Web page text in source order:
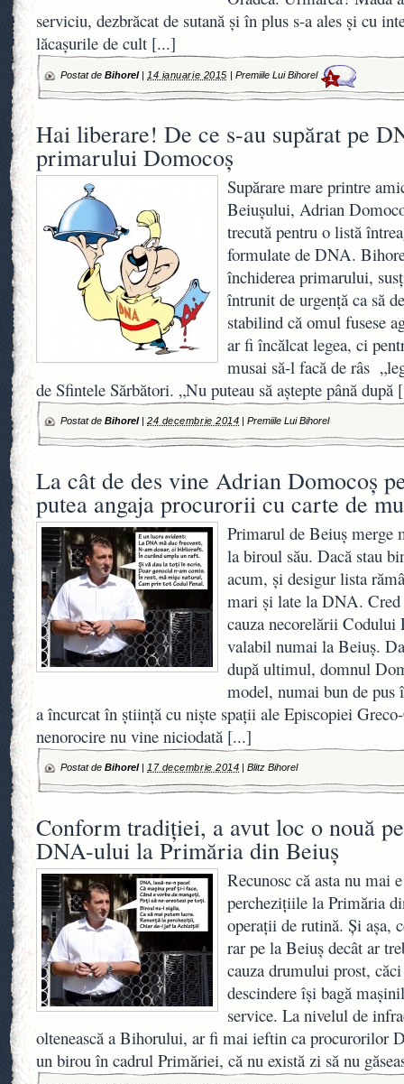
serviciu, dezbrăcat de sutană şi în plus s-a ales şi cu
lăcaşurile de cult [...]
Postat de Bihorel| 14 ianuarie 2015 | Premiile Lui Bihorel 1
Hai liberare! De ce s-au supărat pe
primarului Domocoş
Supărare mare printre
Beiuşului, Adrian
trecută pentru o listă
formulate de DNA.
închiderea primarului,
întrunit de urgenţă ca să
stabilind că omul fusese
ar fi încălcat legea, ci
musai să-l facă de râs
de Sfintele Sărbători. „Nu puteau să aştepte până după
Postat de Bihorel| 24 decembrie 2014 |Premiile Lui Bihorel
La cât de des vine Adrian Domocoş
putea angaja procurorii cu carte de
Primarul de Beiuş merge
la biroul său. Dacă stau
acum, şi desigur lista
mari şi late la DNA. Cred
cauza necorelării Codului
valabil numai la Beiuş.
după ultimul, domnul
model, numai bun de
a încurcat în ştiinţă cu nişte spaţii ale Episcopiei
nenorocire nu vine niciodată [...]
Postat de Bihorel| 17 decembrie 2014 |Blitz Bihorel
Conform tradiţiei, a avut loc o nouă
DNA-ului la Primăria din Beiuş
Recunosc că asta nu mai
percheziţiile la Primăria
operaţii de rutină. Şi aşa,
rar pe la Beiuş decât ar
cauza drumului prost,
descindere îşi bagă
service. La nivelul de
oltenească a Bihorului, ar fi mai ieftin ca procurorilor
un birou în cadrul Primăriei, că nu există zi să nu